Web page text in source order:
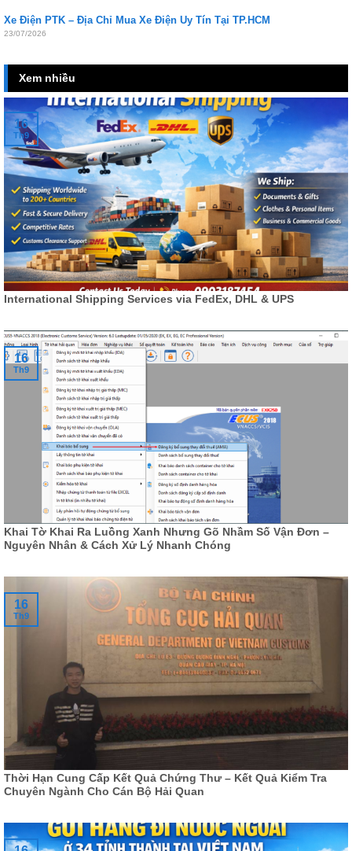
Xe Điện PTK – Địa Chỉ Mua Xe Điện Uy Tín Tại TP.HCM
23/07/2026
Xem nhiều
International Shipping Services via FedEx, DHL & UPS
16
Th9
Khai Tờ Khai Ra Luồng Xanh Nhưng Gõ Nhầm Số Vận Đơn –
Nguyên Nhân & Cách Xử Lý Nhanh Chóng
16
Th9
Thời Hạn Cung Cấp Kết Quả Chứng Thư – Kết Quả Kiểm Tra
Chuyên Ngành Cho Cán Bộ Hải Quan
16
Th9